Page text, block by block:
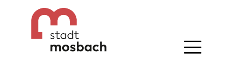
Gehe zum Navigationsbereich
Gehe zum Inhalt